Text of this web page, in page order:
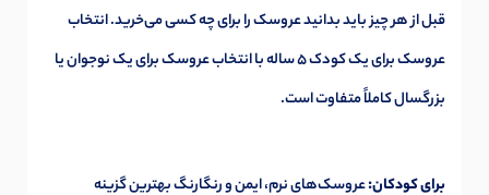
قبل از هر چیز باید بدانید عروسک را برای چه کسی می‌خرید. انتخاب
عروسک برای یک کودک ۵ ساله با انتخاب عروسک برای یک نوجوان یا
بزرگسال کاملاً متفاوت است.
برای کودکان:عروسک‌های نرم، ایمن و رنگارنگ بهترین گزینه